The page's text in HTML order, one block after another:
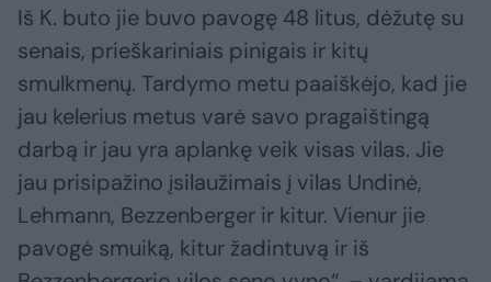
Iš K. buto jie buvo pavogę 48 litus, dėžutę su
senais, prieškariniais pinigais ir kitų
smulkmenų. Tardymo metu paaiškėjo, kad jie
jau kelerius metus varė savo pragaištingą
darbą ir jau yra aplankę veik visas vilas. Jie
jau prisipažino įsilaužimais į vilas Undinė,
Lehmann, Bezzenberger ir kitur. Vienur jie
pavogė smuiką, kitur žadintuvą ir iš